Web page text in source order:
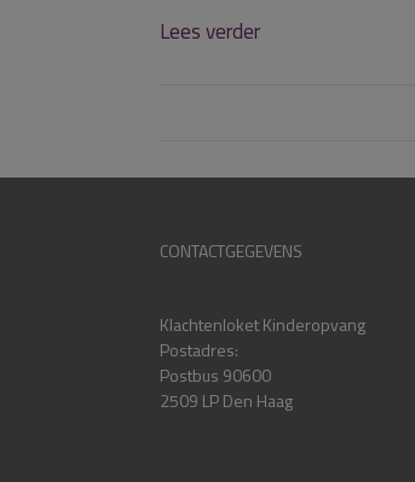
Lees verder
CONTACTGEGEVENS
Klachtenloket Kinderopvang
Postadres:
Postbus 90600
2509 LP Den Haag